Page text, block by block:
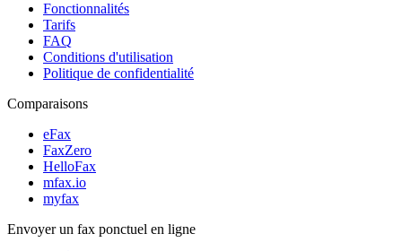
Fonctionnalités
Tarifs
FAQ
Conditions d'utilisation
Politique de confidentialité
Comparaisons
eFax
FaxZero
HelloFax
mfax.io
myfax
Envoyer un fax ponctuel en ligne